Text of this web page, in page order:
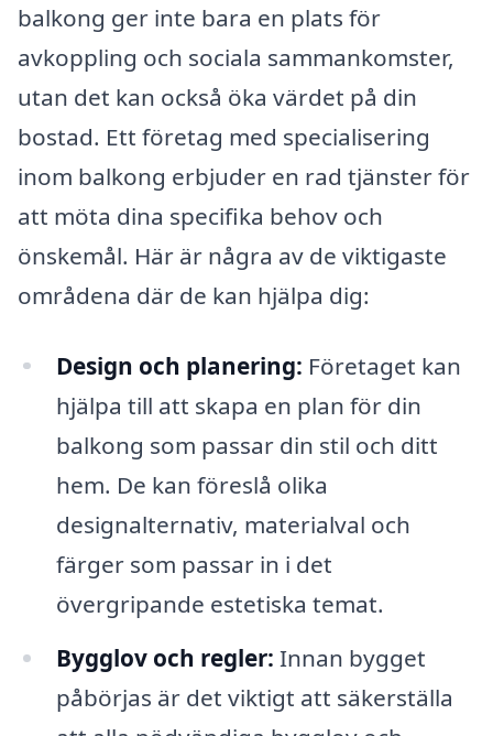
balkong ger inte bara en plats för
avkoppling och sociala sammankomster,
utan det kan också öka värdet på din
bostad. Ett företag med specialisering
inom balkong erbjuder en rad tjänster för
att möta dina specifika behov och
önskemål. Här är några av de viktigaste
områdena där de kan hjälpa dig:
Design och planering: Företaget kan
hjälpa till att skapa en plan för din
balkong som passar din stil och ditt
hem. De kan föreslå olika
designalternativ, materialval och
färger som passar in i det
övergripande estetiska temat.
Bygglov och regler: Innan bygget
påbörjas är det viktigt att säkerställa